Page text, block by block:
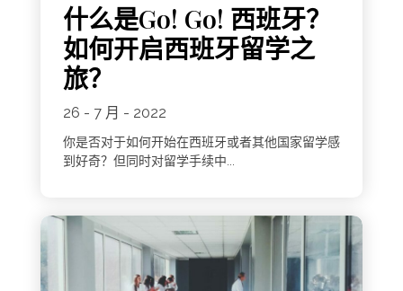
什么是Go! Go! 西班牙？
如何开启西班牙留学之
旅？
26 - 7 月 - 2022
你是否对于如何开始在西班牙或者其他国家留学感
到好奇？但同时对留学手续中...